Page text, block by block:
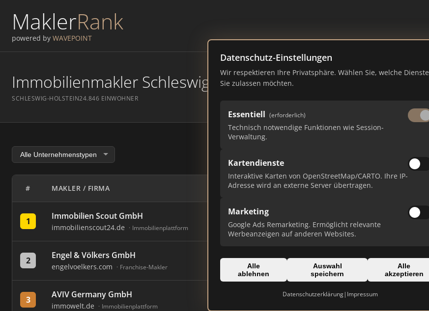
MaklerRank
powered by WAVEPOINT
Datenschutz-Einstellungen
Wir respektieren Ihre Privatsphäre. Wählen Sie, welche Dienste
Sie zulassen möchten.
Essentiell (erforderlich)
Technisch notwendige Funktionen wie Session-
Verwaltung.
Kartendienste
Interaktive Karten von OpenStreetMap/CARTO. Ihre IP-
Adresse wird an externe Server übertragen.
Marketing
Google Ads Remarketing. Ermöglicht relevante
Werbeanzeigen auf anderen Websites.
Alle
ablehnen
Auswahl
speichern
Alle
akzeptieren
Datenschutzerklärung| Impressum
Immobilienmakler Schleswig – Ranking Juli 2026
SCHLESWIG-HOLSTEIN24.846 EINWOHNER
# MAKLER / FIRMA
1 Immobilien Scout GmbH
immobilienscout24.de Immobilienplattform
2 Engel & Völkers GmbH
engelvoelkers.com Franchise-Makler
3 AVIV Germany GmbH
immowelt.de Immobilienplattform